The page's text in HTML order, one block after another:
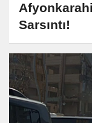
Sarsıntı!